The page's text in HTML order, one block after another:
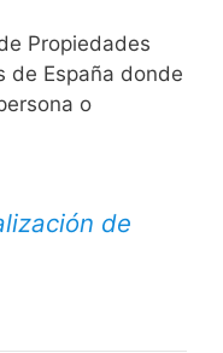
Propiedades
de España donde
o
de